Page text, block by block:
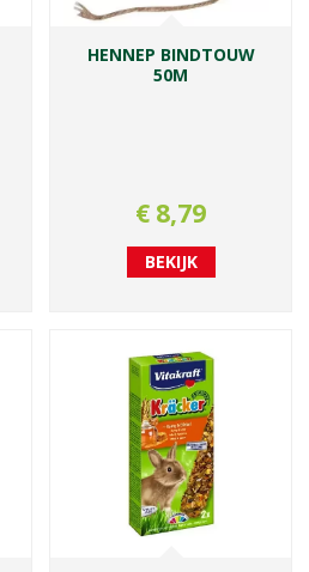
HENNEP BINDTOUW
50M
€ 8,79
BEKIJK